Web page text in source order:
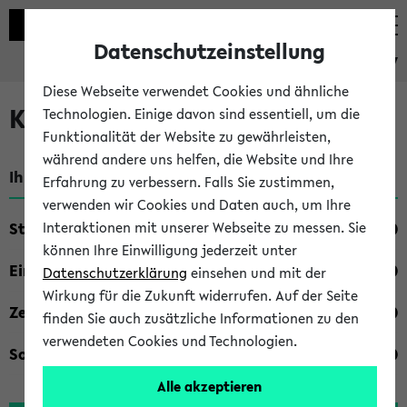
eKVV
Kombisuche im eKVV
Ihre Suchkriterien:
Studienfach
Einrichtung
Zeiten
Sonstiges
Datenschutzeinstellung
Diese Webseite verwendet Cookies und ähnliche
Technologien. Einige davon sind essentiell, um die
Funktionalität der Website zu gewährleisten,
während andere uns helfen, die Website und Ihre
Erfahrung zu verbessern. Falls Sie zustimmen,
verwenden wir Cookies und Daten auch, um Ihre
Interaktionen mit unserer Webseite zu messen. Sie
können Ihre Einwilligung jederzeit unter
Datenschutzerklärung einsehen und mit der
Wirkung für die Zukunft widerrufen. Auf der Seite
finden Sie auch zusätzliche Informationen zu den
verwendeten Cookies und Technologien.
Alle akzeptieren